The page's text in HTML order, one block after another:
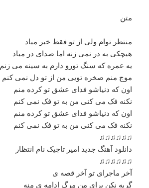
متن
منتظر توام ولی از تو فقط خبر میاد
هیچکی به در نمی زنه اما صدای در میاد
یه عمره که سنگ تورو دارم به سینه می زنم
موج منم صخره تویی من از تو دل نمی کنم
اون که دنیاشو فدای عشق تو کرده منم
نکنه فک می کنی من به تو فک نمی کنم
اون که دنیاشو فدای عشق تو کرده منم
نکنه فک می کنی من به تو فک نمی کنم
♫♫♫♫♫♫
دانلود آهنگ جدید امیر تاجیک نام انتظار
♫♫♫♫♫♫
آخر ماجرای تو آخر قصه ی
گریه نکن برای من مرگ ادامه ی منه